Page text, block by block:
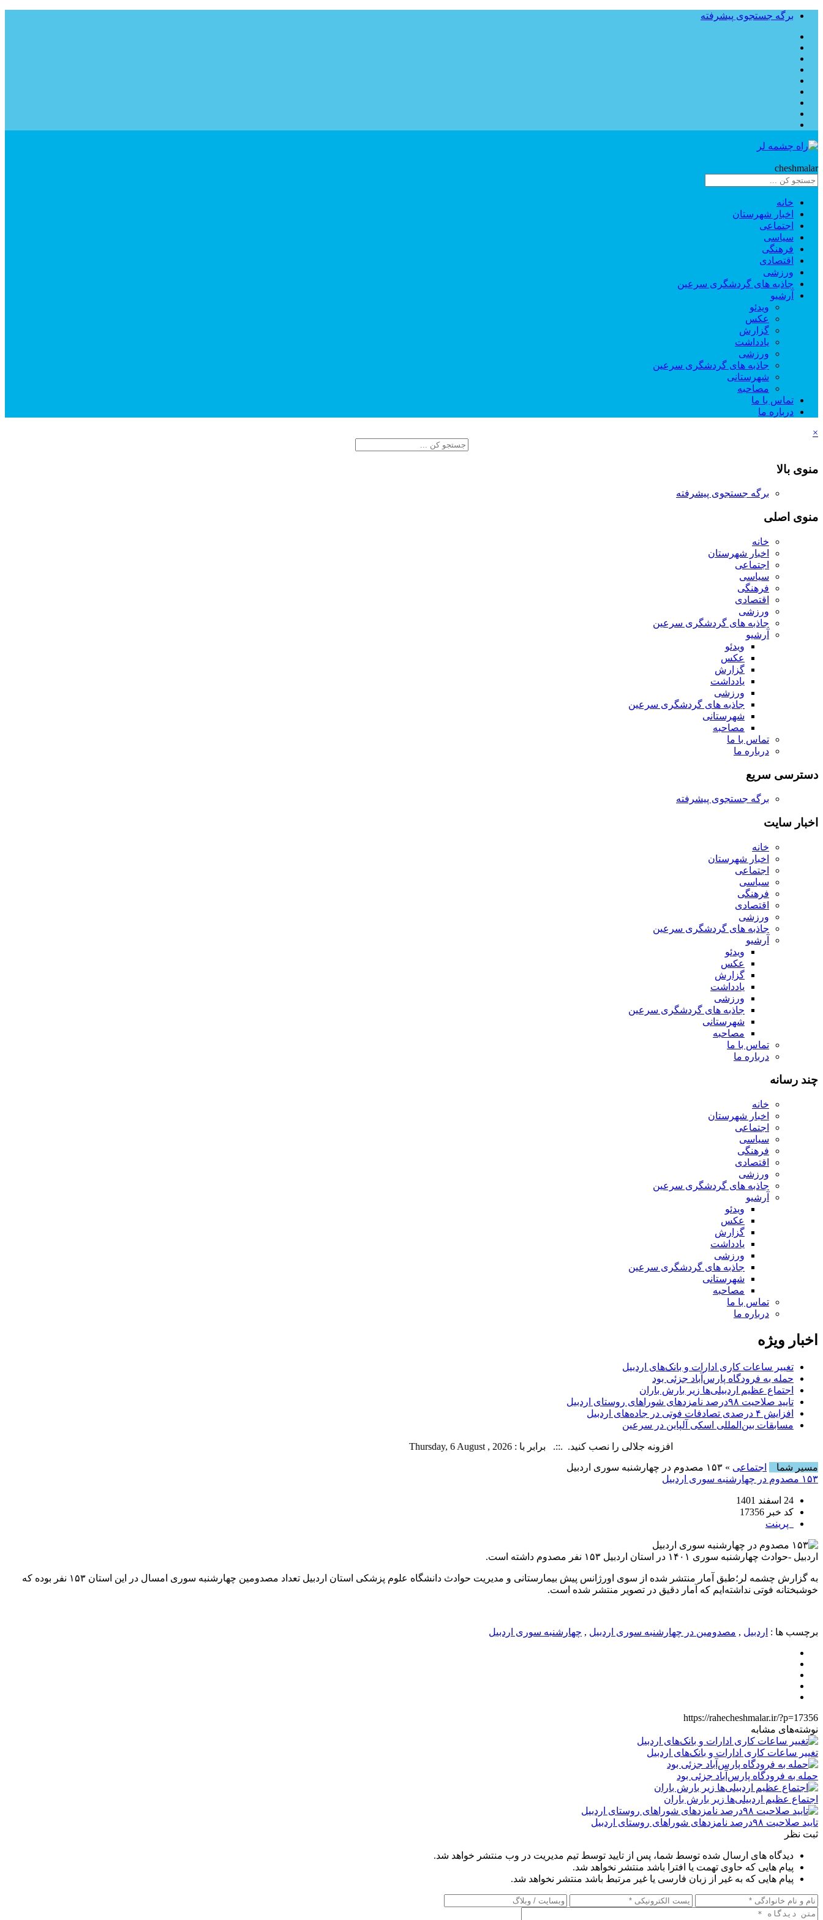
برگه جستجوی پیشرفته
cheshmalar
خانه
اخبار شهرستان
اجتماعی
سیاسی
فرهنگی
اقتصادی
ورزشی
جاذبه های گردشگری سرعین
آرشیو
ویدئو
عکس
گزارش
یادداشت
ورزشی
جاذبه های گردشگری سرعین
شهرستانی
مصاحبه
تماس با ما
درباره ما
×
منوی بالا
برگه جستجوی پیشرفته
منوی اصلی
خانه
اخبار شهرستان
اجتماعی
سیاسی
فرهنگی
اقتصادی
ورزشی
جاذبه های گردشگری سرعین
آرشیو
ویدئو
عکس
گزارش
یادداشت
ورزشی
جاذبه های گردشگری سرعین
شهرستانی
مصاحبه
تماس با ما
درباره ما
دسترسی سریع
برگه جستجوی پیشرفته
اخبار سایت
خانه
اخبار شهرستان
اجتماعی
سیاسی
فرهنگی
اقتصادی
ورزشی
جاذبه های گردشگری سرعین
آرشیو
ویدئو
عکس
گزارش
یادداشت
ورزشی
جاذبه های گردشگری سرعین
شهرستانی
مصاحبه
تماس با ما
درباره ما
چند رسانه
خانه
اخبار شهرستان
اجتماعی
سیاسی
فرهنگی
اقتصادی
ورزشی
جاذبه های گردشگری سرعین
آرشیو
ویدئو
عکس
گزارش
یادداشت
ورزشی
جاذبه های گردشگری سرعین
شهرستانی
مصاحبه
تماس با ما
درباره ما
اخبار ویژه
تغییر ساعات کاری ادارات و بانک‌های اردبیل
حمله به فرودگاه پارس‌‌آباد جزئی بود
اجتماع عظیم اردبیلی‌ها زیر بارش باران
تایید صلاحیت ۹۸درصد نامزدهای شوراهای روستای اردبیل
افزایش ۴ درصدی تصادفات فوتی در جاده‌های اردبیل
مسابقات بین‌المللی اسکی آلپاین در سرعین
افزونه جلالی را نصب کنید. .::. برابر با : Thursday, 6 August , 2026
مسیر شما
اجتماعی » ۱۵۳ مصدوم در چهارشنبه سوری اردبیل
۱۵۳ مصدوم در چهارشنبه سوری اردبیل
24 اسفند 1401
کد خبر 17356
پرینت
اردبیل -حوادث چهارشنبه‌ سوری ۱۴۰۱ در استان اردبیل ۱۵۳ نفر مصدوم داشته است.
به گزارش چشمه لر؛طبق آمار منتشر شده از سوی اورژانس پیش بیمارستانی و مدیریت حوادث دانشگاه علوم پزشکی استان اردبیل تعداد مصدومین چهارشنبه سوری امسال در این استان ۱۵۳ نفر بوده که
خوشبختانه فوتی نداشته‌ایم که آمار دقیق در تصویر منتشر شده است.
برچسب ها : اردبیل , مصدومین در چهارشنبه سوری اردبیل , چهارشنبه سوری اردبیل
https://rahecheshmalar.ir/?p=17356
نوشته‌های مشابه
تغییر ساعات کاری ادارات و بانک‌های اردبیل
حمله به فرودگاه پارس‌‌آباد جزئی بود
اجتماع عظیم اردبیلی‌ها زیر بارش باران
تایید صلاحیت ۹۸درصد نامزدهای شوراهای روستای اردبیل
ثبت نظر
دیدگاه های ارسال شده توسط شما، پس از تایید توسط تیم مدیریت در وب منتشر خواهد شد.
پیام هایی که حاوی تهمت یا افترا باشد منتشر نخواهد شد.
پیام هایی که به غیر از زبان فارسی یا غیر مرتبط باشد منتشر نخواهد شد.